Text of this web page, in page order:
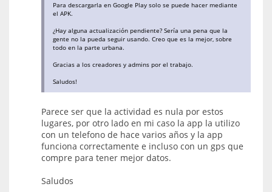
Para descargarla en Google Play solo se puede hacer mediante
el APK.
¿Hay alguna actualización pendiente? Sería una pena que la
gente no la pueda seguir usando. Creo que es la mejor, sobre
todo en la parte urbana.
Gracias a los creadores y admins por el trabajo.
Saludos!
Parece ser que la actividad es nula por estos
lugares, por otro lado en mi caso la app la utilizo
con un telefono de hace varios años y la app
funciona correctamente e incluso con un gps que
compre para tener mejor datos.
Saludos